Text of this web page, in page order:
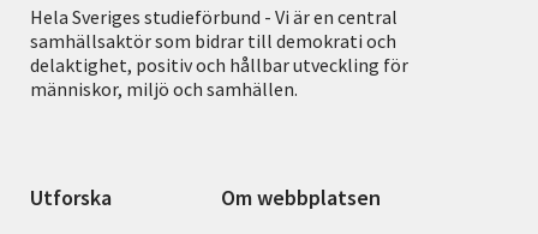
Hela Sveriges studieförbund - Vi är en central
samhällsaktör som bidrar till demokrati och
delaktighet, positiv och hållbar utveckling för
människor, miljö och samhällen.
Utforska Om webbplatsen